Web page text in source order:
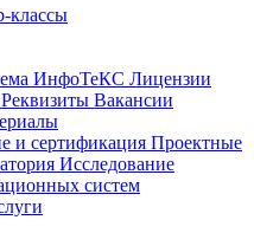
классы
ИнфоТеКС Лицензии
Реквизиты Вакансии
и сертификация Проектные
Исследование
систем